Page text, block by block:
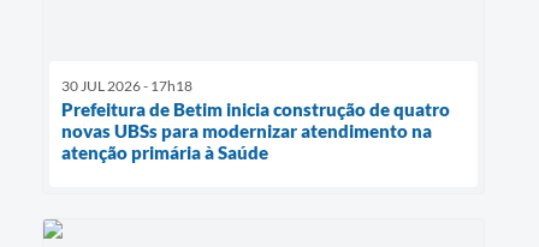
30 JUL 2026 - 17h18
Prefeitura de Betim inicia construção de quatro
novas UBSs para modernizar atendimento na
atenção primária à Saúde